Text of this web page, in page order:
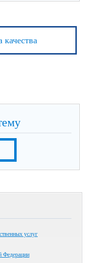
услуг
Федерации